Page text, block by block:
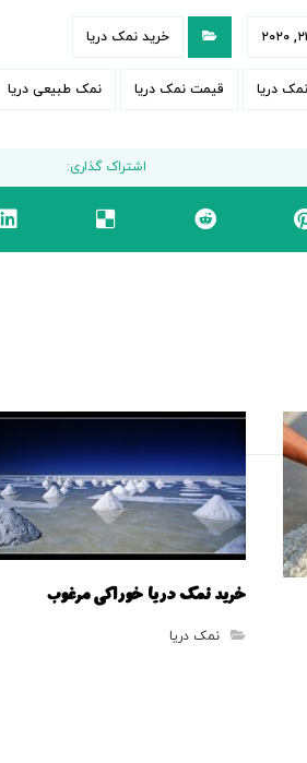
خرید نمک دریا
دریا قیمت نمک دریا نمک طبیعی دریا
خرید نمک دریا خوراکی مرغوب
نمک دریا